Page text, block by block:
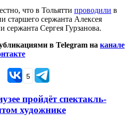
что в Тольятти проводили в
старшего сержанта Алексея
сержанта Сергея Гурзанова.
в Telegram на канале
5
пройдёт спектакль-
художнике